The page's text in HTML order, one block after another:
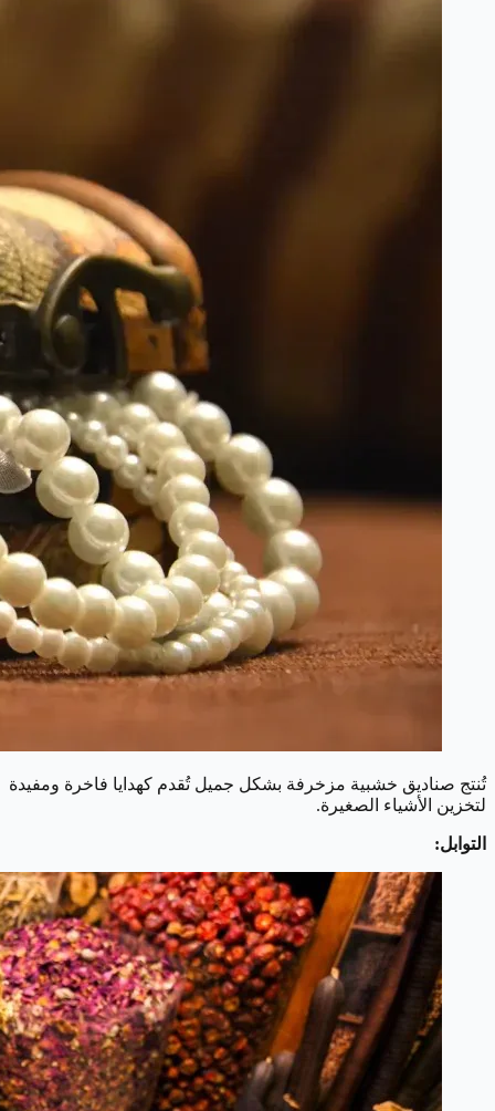
تُنتج صناديق خشبية مزخرفة بشكل جميل تُقدم كهدايا فاخرة ومفيدة
لتخزين الأشياء الصغيرة.
التوابل: